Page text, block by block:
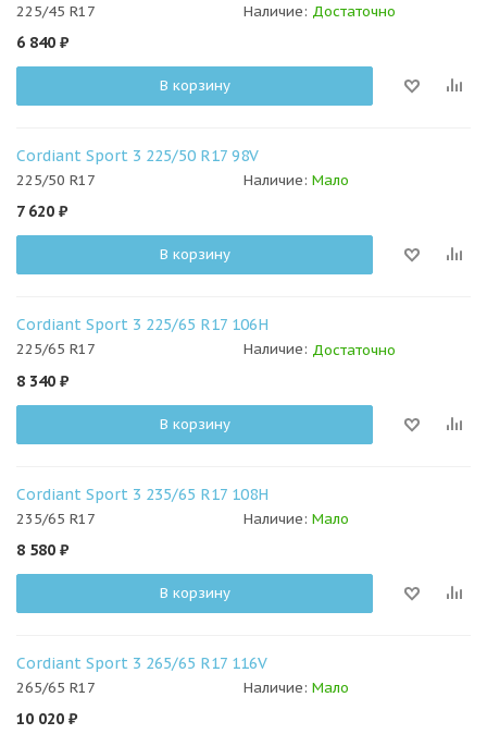
225/45 R17 Наличие: Достаточно
6 840 ₽
В корзину
Cordiant Sport 3 225/50 R17 98V
225/50 R17 Наличие: Мало
7 620 ₽
В корзину
Cordiant Sport 3 225/65 R17 106H
225/65 R17 Наличие: Достаточно
8 340 ₽
В корзину
Cordiant Sport 3 235/65 R17 108H
235/65 R17 Наличие: Мало
8 580 ₽
В корзину
Cordiant Sport 3 265/65 R17 116V
265/65 R17 Наличие: Мало
10 020 ₽